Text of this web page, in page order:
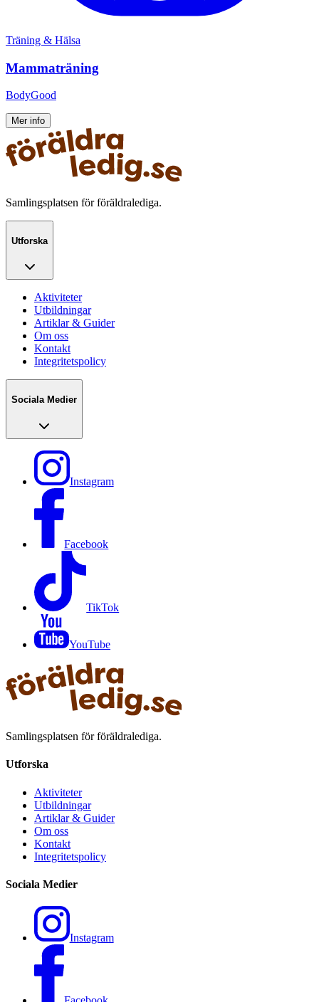
Träning & Hälsa
Mammaträning
BodyGood
Mer info
Samlingsplatsen för föräldralediga.
Utforska
Aktiviteter
Utbildningar
Artiklar & Guider
Om oss
Kontakt
Integritetspolicy
Sociala Medier
Instagram
Facebook
TikTok
YouTube
Samlingsplatsen för föräldralediga.
Utforska
Aktiviteter
Utbildningar
Artiklar & Guider
Om oss
Kontakt
Integritetspolicy
Sociala Medier
Instagram